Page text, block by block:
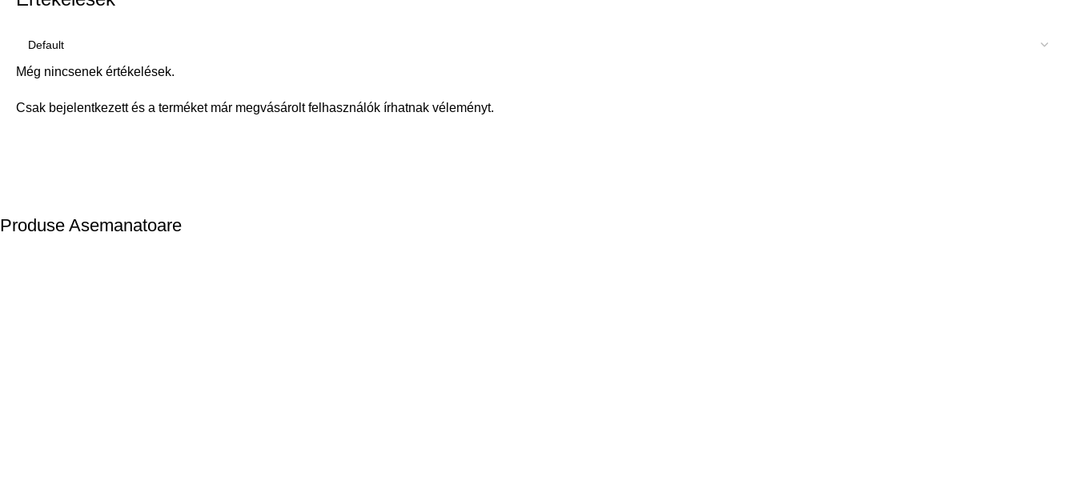
Még nincsenek értékelések.
Csak bejelentkezett és a terméket már megvásárolt felhasználók írhatnak véleményt.
Produse Asemanatoare